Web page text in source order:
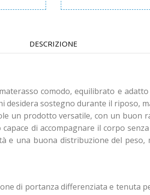
DESCRIZIONE
comodo, equilibrato e
sostegno durante il riposo,
un prodotto versatile, con un buon
di accompagnare il corpo
una buona distribuzione del
di portanza differenziata e tenuta